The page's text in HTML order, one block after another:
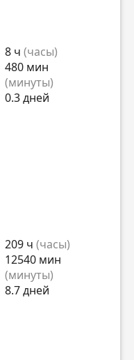
8 ч (часы)
480 мин
(минуты)
0.3 дней
209 ч (часы)
12540 мин
(минуты)
8.7 дней